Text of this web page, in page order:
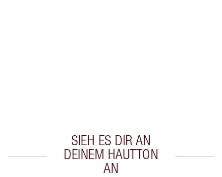
SIEH ES DIR AN
DEINEM HAUTTON
AN